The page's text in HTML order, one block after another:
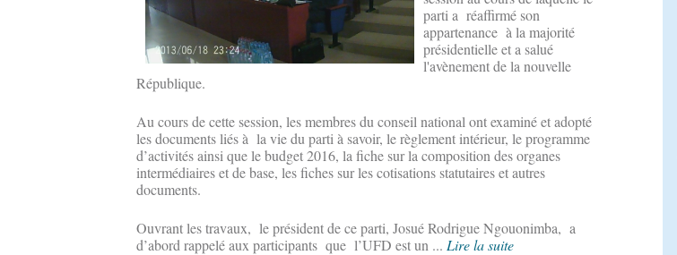
parti a réaffirmé son
appartenance à la majorité
présidentielle et a salué
l'avènement de la nouvelle
République.
Au cours de cette session, les membres du conseil national ont examiné et adopté
les documents liés à la vie du parti à savoir, le règlement intérieur, le programme
d’activités ainsi que le budget 2016, la fiche sur la composition des organes
intermédiaires et de base, les fiches sur les cotisations statutaires et autres
documents.
Ouvrant les travaux, le président de ce parti, Josué Rodrigue Ngouonimba, a
d’abord rappelé aux participants que l’UFD est un ... Lire la suite